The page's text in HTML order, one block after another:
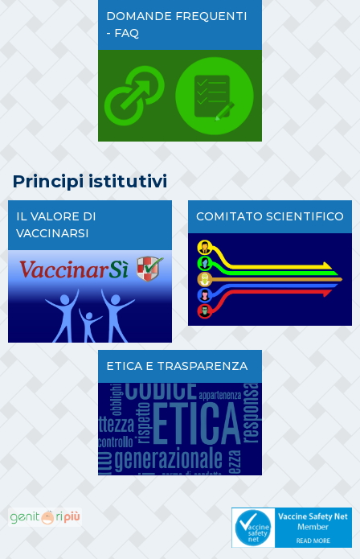
DOMANDE FREQUENTI
- FAQ
Principi istitutivi
IL VALORE DI
VACCINARSI
COMITATO SCIENTIFICO
ETICA E TRASPARENZA